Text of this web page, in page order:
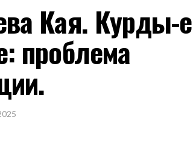
Кая. Курды-
проблема